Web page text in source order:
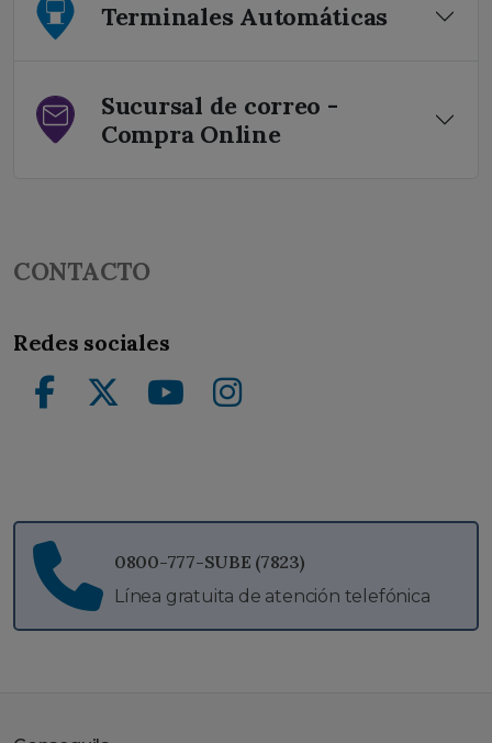
Terminales Automáticas
Sucursal de correo -
Compra Online
CONTACTO
Redes sociales
Facebook
TwitterYouTubeInstagram
0800-777-SUBE (7823)
Línea gratuita de atención telefónica